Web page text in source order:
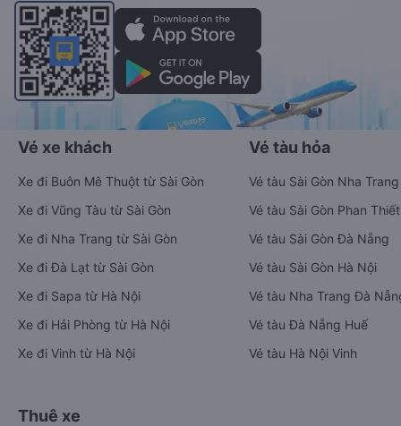
Vé xe khách
Xe đi Buôn Mê Thuột từ Sài Gòn
Xe đi Vũng Tàu từ Sài Gòn
Xe đi Nha Trang từ Sài Gòn
Xe đi Đà Lạt từ Sài Gòn
Xe đi Sapa từ Hà Nội
Xe đi Hải Phòng từ Hà Nội
Xe đi Vinh từ Hà Nội
Vé tàu hỏa
Vé tàu Sài Gòn Nha Trang
Vé tàu Sài Gòn Phan Thiết
Vé tàu Sài Gòn Đà Nẵng
Vé tàu Sài Gòn Hà Nội
Vé tàu Nha Trang Đà
Vé tàu Đà Nẵng Huế
Vé tàu Hà Nội Vinh
Thuê xe